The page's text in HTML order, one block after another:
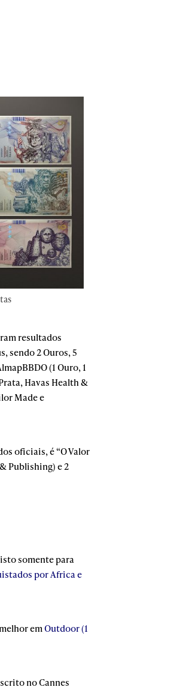
resultados
sendo 2 Ouros, 5
(1 Ouro, 1
Havas Health &
Made e
oficiais, é “O Valor
Publishing) e 2
somente para
por Africa e
emOutdoor (1
no Cannes